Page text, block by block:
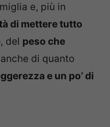
e, più in
di mettere tutto
, del peso che
di quanto
e un po’ di